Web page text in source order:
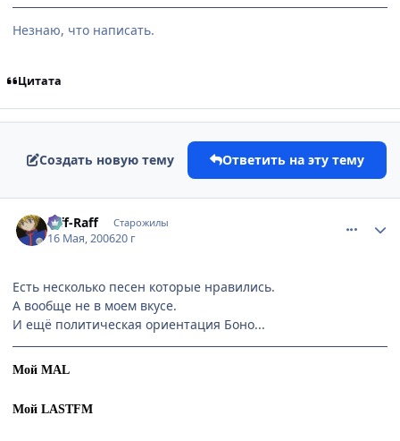
Незнаю, что написать.
Цитата
Создать новую тему Ответить на эту тему
Riff-Raff Старожилы
16 Мая, 200620 г
Есть несколько песен которые нравились.
А вообще не в моем вкусе.
И ещё политическая ориентация Боно...
Мой MAL
Мой LASTFM